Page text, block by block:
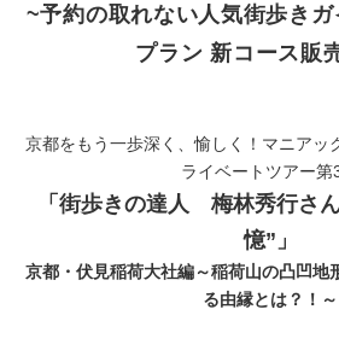
~予約の取れない人気街歩き
プラン 新コース販
京都をもう一歩深く、愉しく！マニアッ
ライベートツアー第
「街歩きの達人 梅林秀行さ
憶”」
京都・伏見稲荷大社編～稲荷山の凸凹地
る由縁とは？！～